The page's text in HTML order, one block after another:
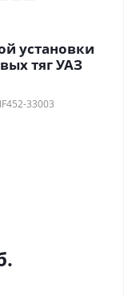
установки
тяг УАЗ
33003